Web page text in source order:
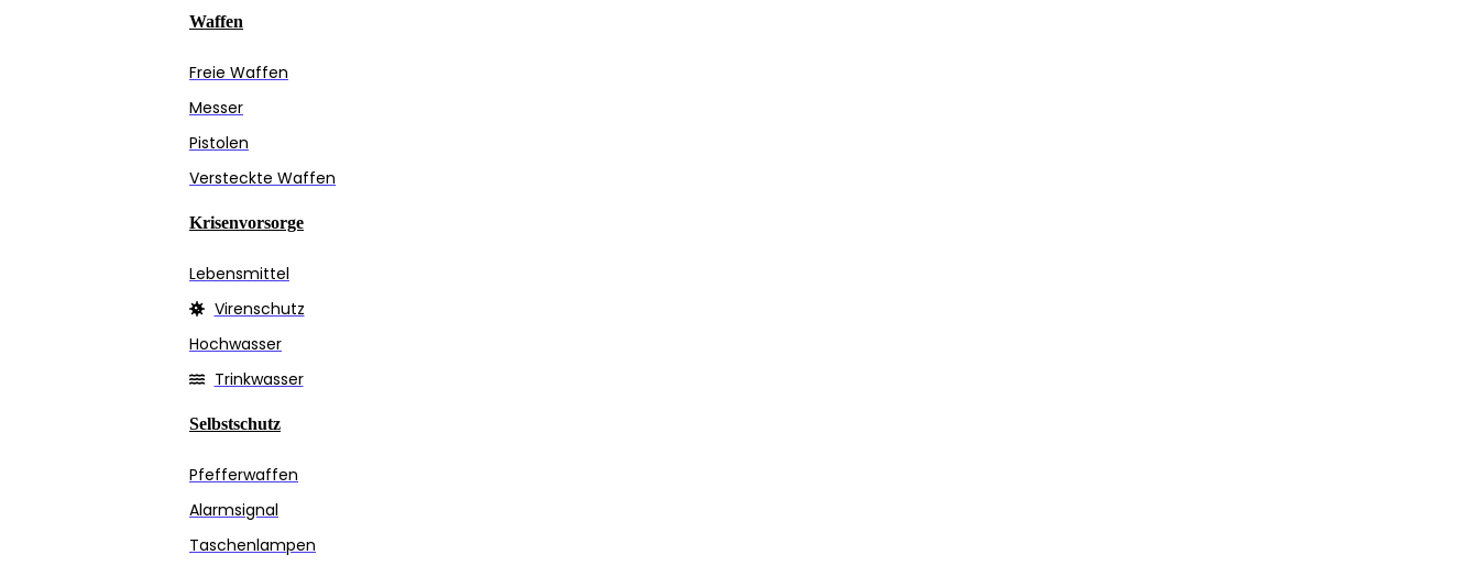
Grundlagen:
Grundlagen: Hygiene
Waffen
Freie Waffen
Messer
Pistolen
Versteckte Waffen
Krisenvorsorge
Lebensmittel
Virenschutz
Hochwasser
Trinkwasser
Selbstschutz
Pfefferwaffen
Alarmsignal
Taschenlampen